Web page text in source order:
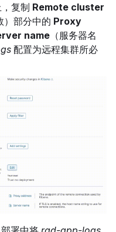
复制 Remote cluster
）部分中的 Proxy
name （服务器名
配置为远程集群所必